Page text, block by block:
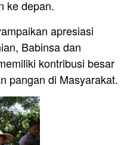
ke depan.
apresiasi
Babinsa dan
kontribusi besar
pangan di Masyarakat.